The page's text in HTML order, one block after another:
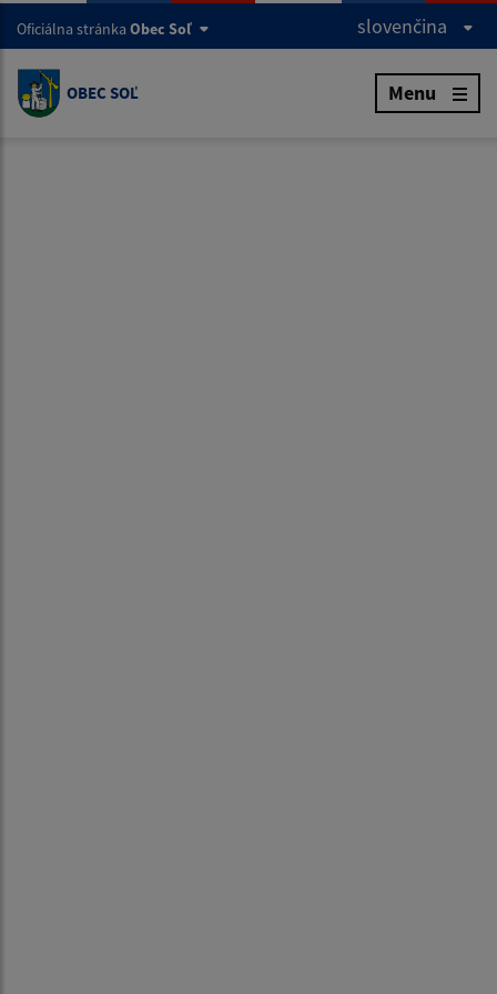
Oficiálna stránka Obec Soľ slovenčina
OBEC SOĽ Menu